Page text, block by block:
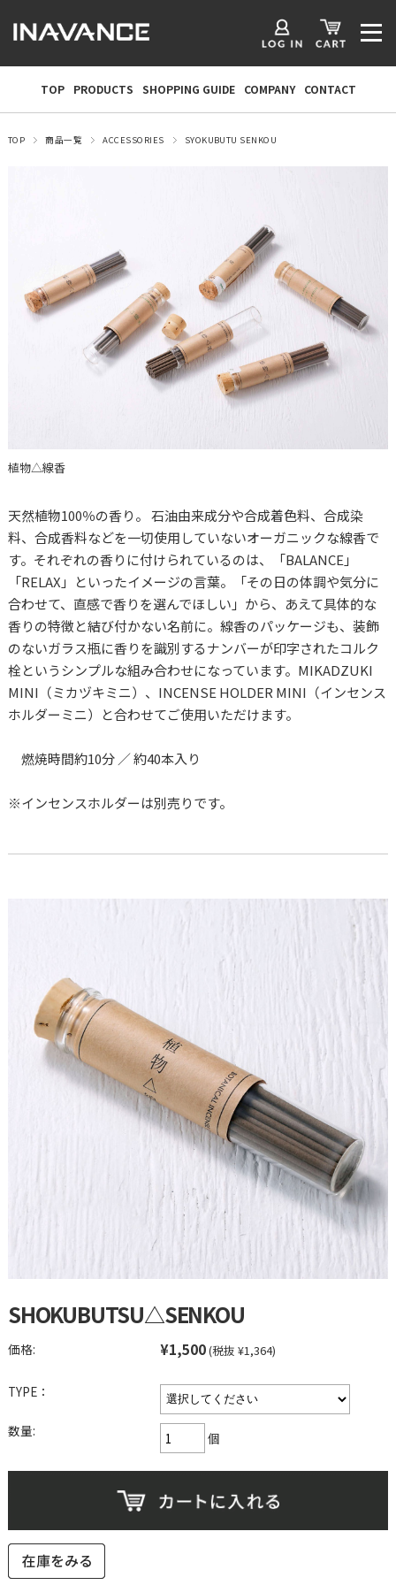
TOP PRODUCTS SHOPPING GUIDE COMPANY CONTACT
TOP 商品一覧 ACCESSORIES SYOKUBUTU SENKOU
植物△線香
天然植物100％の香り。 石油由来成分や合成着色料、合成染
料、合成香料などを一切使用していないオーガニックな線香で
す。それぞれの香りに付けられているのは、「BALANCE」
「RELAX」といったイメージの言葉。「その日の体調や気分に
合わせて、直感で香りを選んでほしい」から、あえて具体的な
香りの特徴と結び付かない名前に。線香のパッケージも、装飾
のないガラス瓶に香りを識別するナンバーが印字されたコルク
栓というシンプルな組み合わせになっています。MIKADZUKI
MINI（ミカヅキミニ）、INCENSE HOLDER MINI（インセンス
ホルダーミニ）と合わせてご使用いただけます。
燃焼時間約10分 ／ 約40本入り
※インセンスホルダーは別売りです。
SHOKUBUTSU△SENKOU
価格: ¥1,500(税抜 ¥1,364)
TYPE：
数量: 個